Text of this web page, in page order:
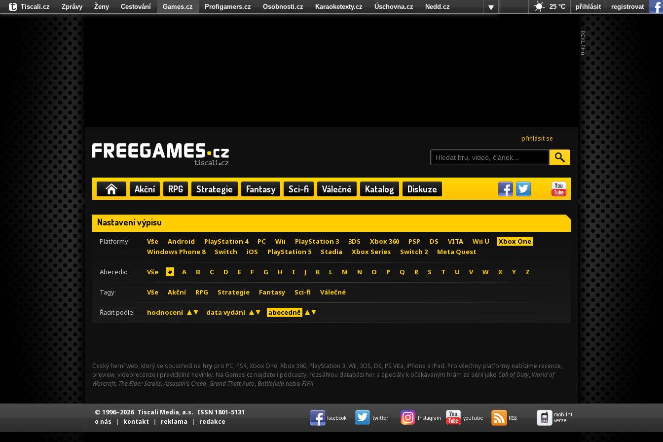
přihlásit se
Akční RPG Strategie Fantasy Sci-fi Válečné Katalog Diskuze
Nastavení výpisu
Platformy: Vše Android PlayStation 4 PC Wii PlayStation 3 3DS Xbox 360 PSP DS VITA Wii U
Xbox One
Windows Phone 8
Switch iOS PlayStation 5 Stadia Xbox Series Switch 2 Meta Quest
Abeceda: Vše # A B C D E F G H I J K L M N O P Q R S T U V W X Y Z
Tagy: Vše Akční RPG Strategie Fantasy Sci-fi Válečné
Řadit podle: hodnocení data vydání abecedně
Český herní web, který se soustředí na hry pro PC, PS4, Xbox One, Xbox 360, PlayStation 3, Wii, 3DS, DS, PS Vita, iPhone a iPad. Pro všechny platformy nabízíme recenze,
preview, videorecenze i pravidelné novinky. Na Games.cz najdete i podcasty, rozsáhlou databázi her a speciály k očekávaným hrám ze sérií jako Call of Duty, World of
Warcraft, The Elder Scrolls,Assassin's Creed, Grand Theft Auto, Battlefield nebo FIFA.
Tiscali.cz Zprávy Ženy Cestování Games.cz Profigamers.cz Osobnosti.cz Karaoketexty.cz Úschovna.cz
Nedd.cz
Fights.cz
25 °C přihlásit registrovat
© 1996–2026 Tiscali Media, a.s. ISSN 1801-5131
o nás | kontakt | reklama | redakce facebook twitter Instagram youtube RSS
mobilní
verze